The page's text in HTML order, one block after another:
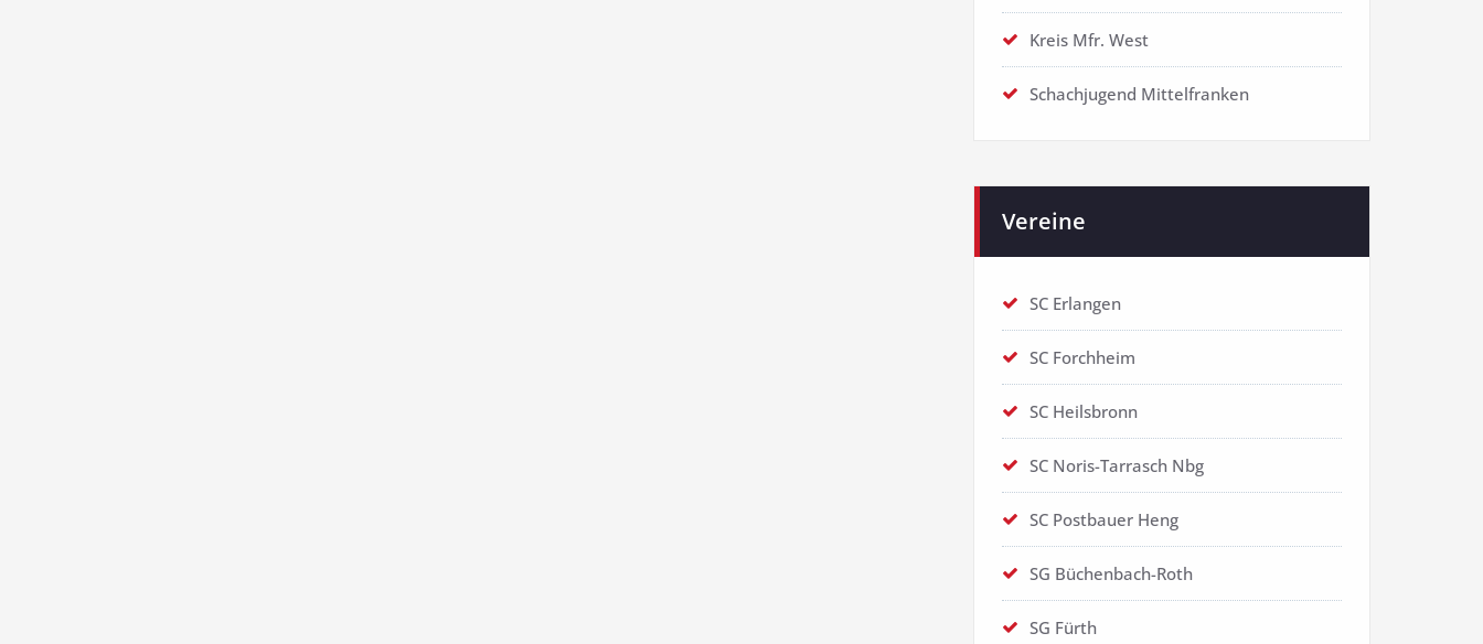
Kreis Mfr. West
Schachjugend Mittelfranken
Vereine
SC Erlangen
SC Forchheim
SC Heilsbronn
SC Noris-Tarrasch Nbg
SC Postbauer Heng
SG Büchenbach-Roth
SG Fürth